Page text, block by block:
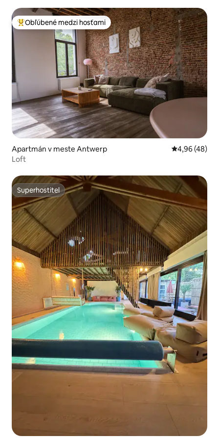
Najobľúbenejšie medzi hosťami
Obľúbené medzi hosťami
Apartmán v meste Antwerp Priemerné
4,96 (48)
Loft
Superhostiteľ
Superhostiteľ